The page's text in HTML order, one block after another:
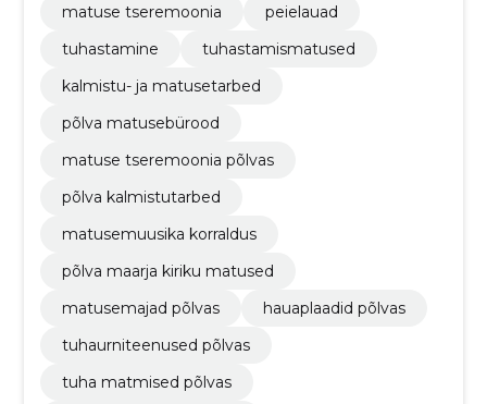
matuse tseremoonia
peielauad
tuhastamine
tuhastamismatused
kalmistu- ja matusetarbed
põlva matusebürood
matuse tseremoonia põlvas
põlva kalmistutarbed
matusemuusika korraldus
põlva maarja kiriku matused
matusemajad põlvas
hauaplaadid põlvas
tuhaurniteenused põlvas
tuha matmised põlvas